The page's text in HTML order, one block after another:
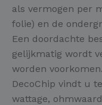
als vermogen per
folie) en de
Een doordachte
gelijkmatig wordt
worden
DecoChip vindt u
wattage,